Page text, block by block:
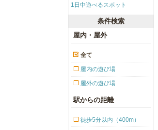
1日中遊べるスポット
条件検索
屋内・屋外
全て
屋内の遊び場
屋外の遊び場
駅からの距離
徒歩5分以内（400m）